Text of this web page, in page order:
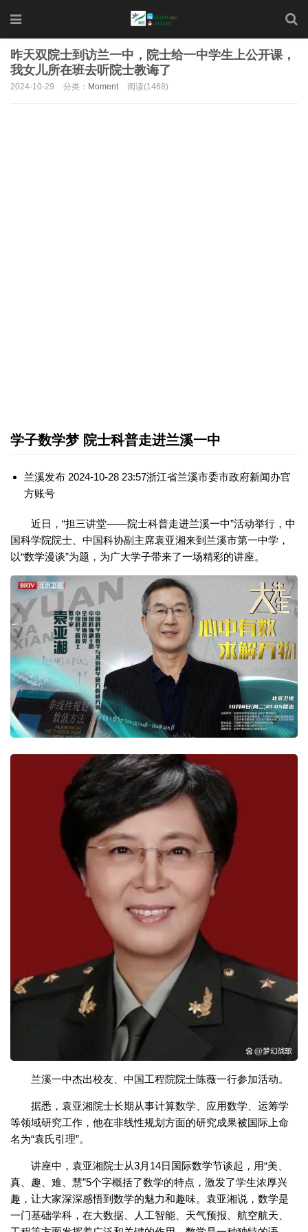
昨天双院士到访兰一中，院士给一中学生上公开课，
我女儿所在班去听院士教诲了
2024-10-29 分类： Moment 阅读(1468)
学子数学梦 院士科普走进兰溪一中
兰溪发布 2024-10-28 23:57浙江省兰溪市委市政府新闻办官
方账号
近日，“担三讲堂——院士科普走进兰溪一中”活动举行，中
国科学院院士、中国科协副主席袁亚湘来到兰溪市第一中学，
以“数学漫谈”为题，为广大学子带来了一场精彩的讲座。
兰溪一中杰出校友、中国工程院院士陈薇一行参加活动。
据悉，袁亚湘院士长期从事计算数学、应用数学、运筹学
等领域研究工作，他在非线性规划方面的研究成果被国际上命
名为“袁氏引理”。
讲座中，袁亚湘院士从3月14日国际数学节谈起，用“美、
真、趣、难、慧”5个字概括了数学的特点，激发了学生浓厚兴
趣，让大家深深感悟到数学的魅力和趣味。袁亚湘说，数学是
一门基础学科，在大数据、人工智能、天气预报、航空航天、